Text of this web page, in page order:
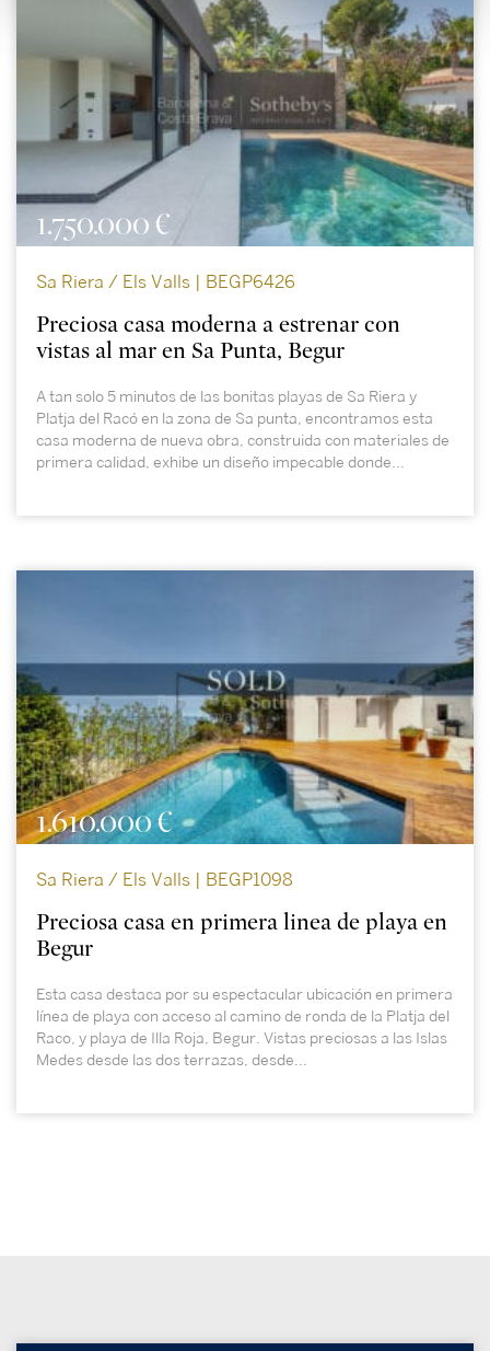
1.750.000 €
Sa Riera / Els Valls | BEGP6426
Preciosa casa moderna a estrenar con
vistas al mar en Sa Punta, Begur
A tan solo 5 minutos de las bonitas playas de Sa Riera y
Platja del Racó en la zona de Sa punta, encontramos esta
casa moderna de nueva obra, construida con materiales de
primera calidad, exhibe un diseño impecable donde...
1.610.000 €
Sa Riera / Els Valls | BEGP1098
Preciosa casa en primera linea de playa en
Begur
Esta casa destaca por su espectacular ubicación en primera
línea de playa con acceso al camino de ronda de la Platja del
Raco, y playa de Illa Roja, Begur. Vistas preciosas a las Islas
Medes desde las dos terrazas, desde...